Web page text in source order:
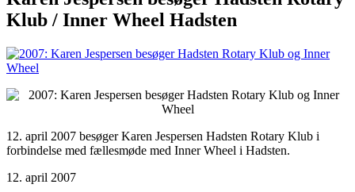
Klub / Inner Wheel Hadsten
12. april 2007 besøger Karen Jespersen Hadsten Rotary Klub i
forbindelse med fællesmøde med Inner Wheel i Hadsten.
12. april 2007